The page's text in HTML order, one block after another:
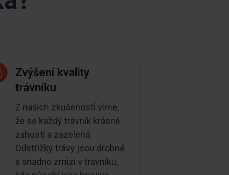
Zvýšení kvality
trávníku
Z našich zkušeností víme,
že se každý trávník krásně
zahustí a zazelená.
Odstřižky trávy jsou drobné
a snadno zmizí v trávníku,